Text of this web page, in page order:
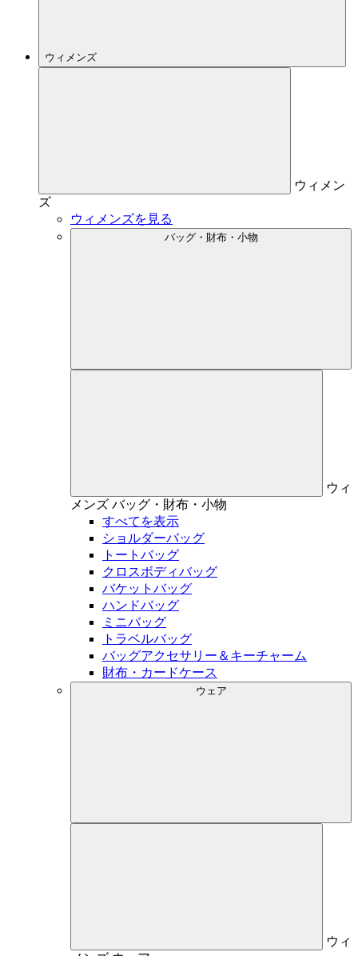
ウィメンズ
ウィメン
ズ
ウィメンズを見る
バッグ・財布・小物
ウィ
メンズ バッグ・財布・小物
すべてを表示
ショルダーバッグ
トートバッグ
クロスボディバッグ
バケットバッグ
ハンドバッグ
ミニバッグ
トラベルバッグ
バッグアクセサリー＆キーチャーム
財布・カードケース
ウェア
ウィ